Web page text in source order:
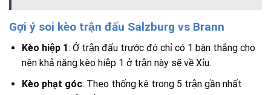
Gợi ý soi kèo trận đấu Salzburg vs Brann
Kèo hiệp 1: Ở trận đấu trước đó chỉ có 1 bàn thắng cho
nên khả năng kèo hiệp 1 ở trận này sẽ về Xỉu.
Kèo phạt góc: Theo thống kê trong 5 trận gần nhất